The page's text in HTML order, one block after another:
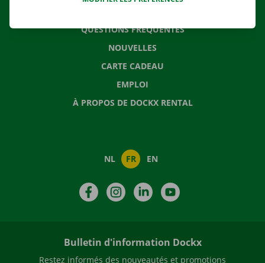
QUESTIONS FRÉQUENTES
NOUVELLES
CARTE CADEAU
EMPLOI
À PROPOS DE DOCKX RENTAL
NL FR EN
FacebookInstagramLinkedIn
Bulletin d'information Dockx
Restez informés des nouveautés et promotions